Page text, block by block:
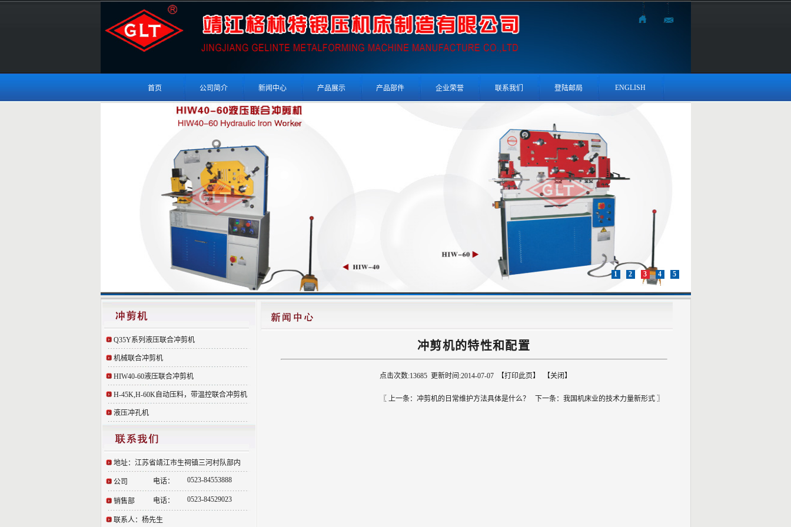
首页 公司简介 新闻中心 产品展示 产品部件 企业荣誉 联系我们 登陆邮局 ENGLISH
1 2 3 4 5
Q35Y系列液压联合冲剪机
机械联合冲剪机
HIW40-60液压联合冲剪机
H-45K,H-60K自动压料，带温控联合冲剪机
液压冲孔机
地址：江苏省靖江市生祠镇三河村队部内
公司 电话： 0523-84553888
销售部 电话： 0523-84529023
联系人：杨先生
冲剪机的特性和配置
点击次数:13685 更新时间:2014-07-07 【打印此页】 【关闭】
〖 上一条： 冲剪机的日常维护方法具体是什么？ 下一条： 我国机床业的技术力量新形式〗